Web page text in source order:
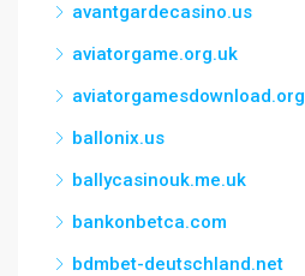
avantgardecasino.us
aviatorgame.org.uk
aviatorgamesdownload.org
ballonix.us
ballycasinouk.me.uk
bankonbetca.com
bdmbet-deutschland.net